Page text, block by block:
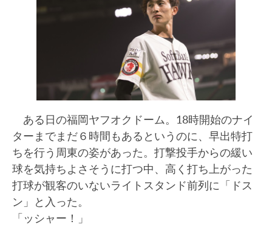
ある日の福岡ヤフオクドーム。18時開始のナイ
ターまでまだ６時間もあるというのに、早出特打
ちを行う周東の姿があった。打撃投手からの緩い
球を気持ちよさそうに打つ中、高く打ち上がった
打球が観客のいないライトスタンド前列に「ドス
ン」と入った。
「ッシャー！」